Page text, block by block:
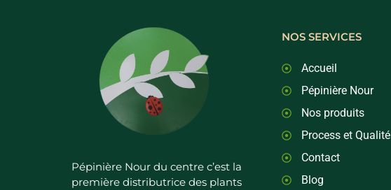
Pépinière Nour du centre c’est la
première distributrice des plants
NOS SERVICES
Accueil
Pépinière Nour
Nos produits
Process et Qualité
Contact
Blog